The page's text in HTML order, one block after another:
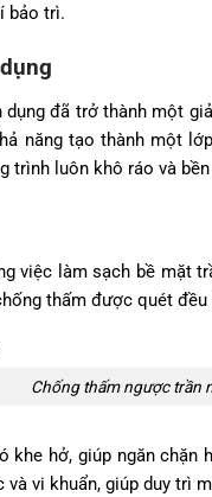
bảo trì.
dụng đã trở thành một
năng tạo thành một
trình luôn khô ráo và bền
việc làm sạch bề mặt
thấm được quét
Chống thấm ngược trần
khe hở, giúp ngăn
vi khuẩn, giúp duy